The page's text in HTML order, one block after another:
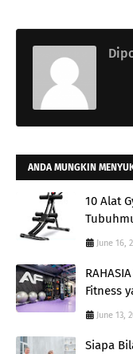
ANDA MUNGKIN
10 Alat
June 16,
Fitness
June 13,
Siapa